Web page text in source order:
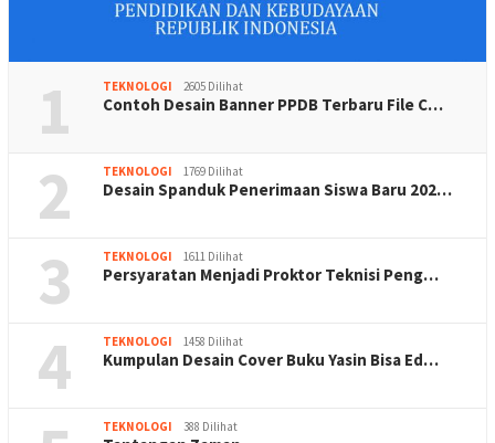
1 TEKNOLOGI 2605 Dilihat
Contoh Desain Banner PPDB Terbaru File C…
2 TEKNOLOGI 1769 Dilihat
Desain Spanduk Penerimaan Siswa Baru 202…
3 TEKNOLOGI 1611 Dilihat
Persyaratan Menjadi Proktor Teknisi Peng…
4 TEKNOLOGI 1458 Dilihat
Kumpulan Desain Cover Buku Yasin Bisa Ed…
TEKNOLOGI 388 Dilihat